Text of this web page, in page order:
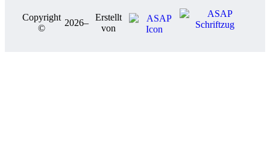
Copyright
©
2026–
Erstellt
von